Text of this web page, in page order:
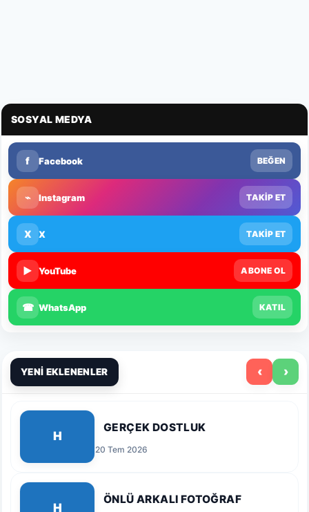
SOSYAL MEDYA
f Facebook BEĞEN
⌁ Instagram TAKİP ET
X X TAKİP ET
▶ YouTube ABONE OL
☎ WhatsApp KATIL
YENİ EKLENENLER ‹ ›
H
GERÇEK DOSTLUK
20 Tem 2026
H
ÖNLÜ ARKALI FOTOĞRAF